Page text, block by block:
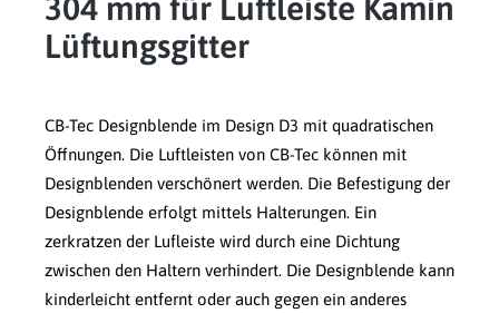
304 mm für Luftleiste Kamin
Lüftungsgitter
CB-Tec Designblende im Design D3 mit quadratischen
Öffnungen. Die Luftleisten von CB-Tec können mit
Designblenden verschönert werden. Die Befestigung der
Designblende erfolgt mittels Halterungen. Ein
zerkratzen der Lufleiste wird durch eine Dichtung
zwischen den Haltern verhindert. Die Designblende kann
kinderleicht entfernt oder auch gegen ein anderes